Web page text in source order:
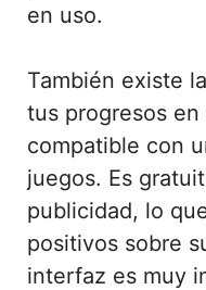
en uso.
También existe
tus progresos
compatible con
juegos. Es
publicidad, lo
positivos sobre
interfaz es muy